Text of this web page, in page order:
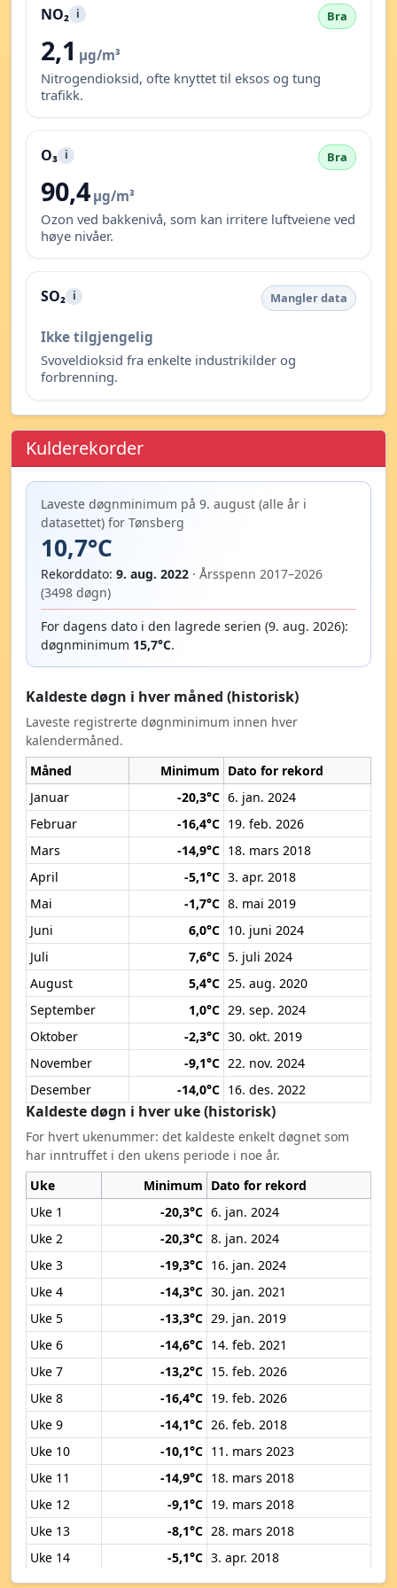
NO₂ i Bra
2,1 µg/m³
Nitrogendioksid, ofte knyttet til eksos og tung
trafikk.
O₃ i Bra
90,4 µg/m³
Ozon ved bakkenivå, som kan irritere luftveiene ved
høye nivåer.
SO₂ i Mangler data
Ikke tilgjengelig
Svoveldioksid fra enkelte industrikilder og
forbrenning.
Kulderekorder
Laveste døgnminimum på 9. august (alle år i
datasettet) for Tønsberg
10,7°C
Rekorddato: 9. aug. 2022 · Årsspenn 2017–2026
(3498 døgn)
For dagens dato i den lagrede serien (9. aug. 2026):
døgnminimum 15,7°C.
Kaldeste døgn i hver måned (historisk)
Laveste registrerte døgnminimum innen hver
kalendermåned.
Måned
Minimum Dato for rekord
Januar
-20,3°C 6. jan. 2024
Februar
-16,4°C 19. feb. 2026
Mars
-14,9°C 18. mars 2018
April
-5,1°C 3. apr. 2018
Mai
-1,7°C 8. mai 2019
Juni
6,0°C 10. juni 2024
Juli
7,6°C 5. juli 2024
August
5,4°C 25. aug. 2020
September
1,0°C 29. sep. 2024
Oktober
-2,3°C 30. okt. 2019
November
-9,1°C 22. nov. 2024
Desember
-14,0°C 16. des. 2022
Kaldeste døgn i hver uke (historisk)
For hvert ukenummer: det kaldeste enkelt døgnet som
har inntruffet i den ukens periode i noe år.
Uke
Minimum Dato for rekord
Uke 1
-20,3°C 6. jan. 2024
Uke 2
-20,3°C 8. jan. 2024
Uke 3
-19,3°C 16. jan. 2024
Uke 4
-14,3°C 30. jan. 2021
Uke 5
-13,3°C 29. jan. 2019
Uke 6
-14,6°C 14. feb. 2021
Uke 7
-13,2°C 15. feb. 2026
Uke 8
-16,4°C 19. feb. 2026
Uke 9
-14,1°C 26. feb. 2018
Uke 10
-10,1°C 11. mars 2023
Uke 11
-14,9°C 18. mars 2018
Uke 12
-9,1°C 19. mars 2018
Uke 13
-8,1°C 28. mars 2018
Uke 14
-5,1°C 3. apr. 2018
Uke 15
-2,7°C 12. apr. 2019